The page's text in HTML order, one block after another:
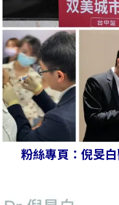
粉絲專頁：倪旻